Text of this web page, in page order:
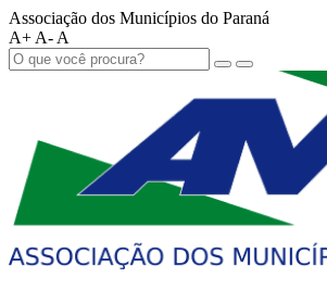
Associação dos Municípios do Paraná
A+ A- A